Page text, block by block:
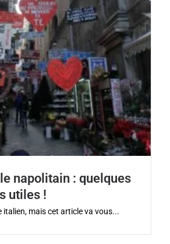
napolitain : quelques
utiles !
italien, mais cet article va vous...